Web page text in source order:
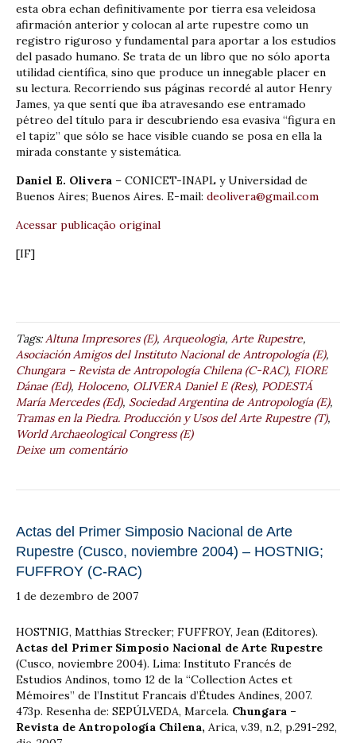
esta obra echan definitivamente por tierra esa veleidosa
afirmación anterior y colocan al arte rupestre como un
registro riguroso y fundamental para aportar a los estudios
del pasado humano. Se trata de un libro que no sólo aporta
utilidad científica, sino que produce un innegable placer en
su lectura. Recorriendo sus páginas recordé al autor Henry
James, ya que sentí que iba atravesando ese entramado
pétreo del título para ir descubriendo esa evasiva “figura en
el tapiz” que sólo se hace visible cuando se posa en ella la
mirada constante y sistemática.
Daniel E. Olivera – CONICET-INAPL y Universidad de
Buenos Aires; Buenos Aires. E-mail: deolivera@gmail.com
Acessar publicação original
[IF]
Tags:Altuna Impresores (E), Arqueologia, Arte Rupestre,
Asociación Amigos del Instituto Nacional de Antropología (E),
Chungara – Revista de Antropología Chilena (C-RAC), FIORE
Dánae (Ed), Holoceno, OLIVERA Daniel E (Res), PODESTÁ
María Mercedes (Ed), Sociedad Argentina de Antropología (E),
Tramas en la Piedra. Producción y Usos del Arte Rupestre (T),
World Archaeological Congress (E)
Deixe um comentário
Actas del Primer Simposio Nacional de Arte
Rupestre (Cusco, noviembre 2004) – HOSTNIG;
FUFFROY (C-RAC)
1 de dezembro de 2007
HOSTNIG, Matthias Strecker; FUFFROY, Jean (Editores).
Actas del Primer Simposio Nacional de Arte Rupestre
(Cusco, noviembre 2004). Lima: Instituto Francés de
Estudios Andinos, tomo 12 de la “Collection Actes et
Mémoires” de l’Institut Francais d’Études Andines, 2007.
473p. Resenha de: SEPÚLVEDA, Marcela. Chungara –
Revista de Antropología Chilena, Arica, v.39, n.2, p.291-292,